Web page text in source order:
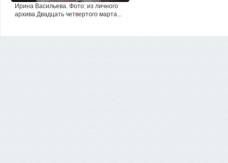
Ирина Васильева. Фото: из личного
архива Двадцать четвертого марта...